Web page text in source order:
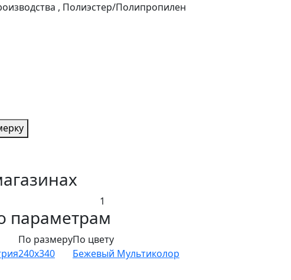
, Полиэстер/Полипропилен
1
параметрам
По размеру
240x340
По цвету
Бежевый Мультиколор